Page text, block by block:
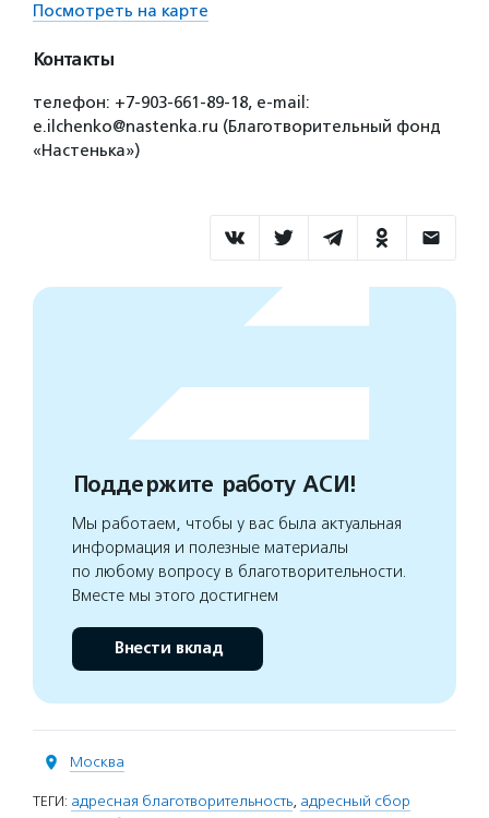
Посмотреть на карте
Контакты
телефон: +7-903-661-89-18, e-mail:
e.ilchenko@nastenka.ru (Благотворительный фонд
«Настенька»)
Поддержите работу АСИ!
Мы работаем, чтобы у вас была актуальная
информация и полезные материалы
по любому вопросу в благотворительности.
Вместе мы этого достигнем
Внести вклад
Москва
ТЕГИ: адресная благотворительность, адресный сбор